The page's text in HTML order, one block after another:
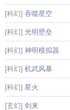
[科幻] 吞噬星空
[科幻] 光明壁垒
[科幻] 神明模拟器
[科幻] 机武风暴
[科幻] 星火
[玄幻] 剑来